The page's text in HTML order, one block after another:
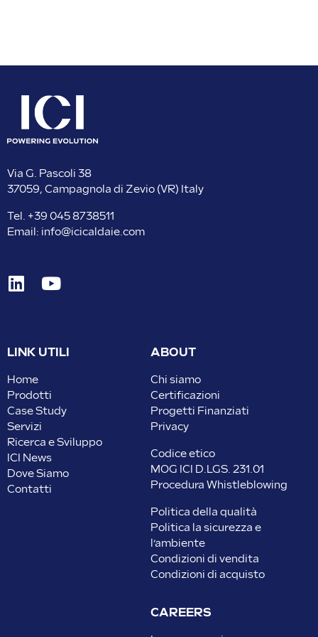
Via G. Pascoli 38
37059, Campagnola di Zevio (VR) Italy
Tel. +39 045 8738511
Email: info@icicaldaie.com
LINK UTILI
Home
Prodotti
Case Study
Servizi
Ricerca e Sviluppo
ICI News
Dove Siamo
Contatti
ABOUT
Chi siamo
Certificazioni
Progetti Finanziati
Privacy
Codice etico
MOG ICI D.LGS. 231.01
Procedura Whistleblowing
Politica della qualità
Politica la sicurezza e
l’ambiente
Condizioni di vendita
Condizioni di acquisto
CAREERS